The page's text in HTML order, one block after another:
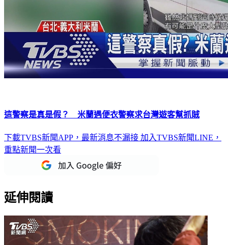
這警察是真是假？ 米蘭遇便衣警察求台灣遊客幫抓賊
下載TVBS新聞APP，最新消息不漏接 加入TVBS新聞LINE，
重點新聞一次看
延伸閱讀